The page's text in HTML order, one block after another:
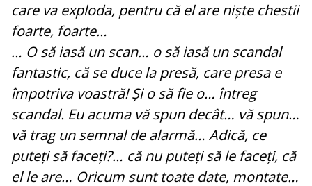
care va exploda, pentru că el are niște chestii
foarte, foarte…
… O să iasă un scan… o să iasă un scandal
fantastic, că se duce la presă, care presa e
împotriva voastră! Și o să fie o… întreg
scandal. Eu acuma vă spun decât… vă spun…
vă trag un semnal de alarmă… Adică, ce
puteți să faceți?… că nu puteți să le faceți, că
el le are… Oricum sunt toate date, montate…